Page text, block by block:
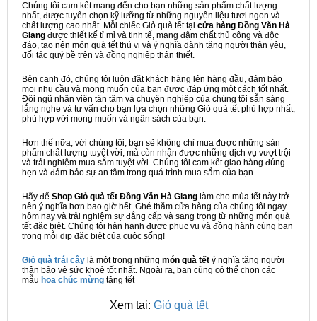
Chúng tôi cam kết mang đến cho bạn những sản phẩm chất lượng
nhất, được tuyển chọn kỹ lưỡng từ những nguyên liệu tươi ngon và
chất lượng cao nhất. Mỗi chiếc Giỏ quà tết tại cửa hàng Đồng Văn Hà
Giang được thiết kế tỉ mỉ và tinh tế, mang đậm chất thủ công và độc
đáo, tạo nên món quà tết thú vị và ý nghĩa dành tặng người thân yêu,
đối tác quý bề trên và đồng nghiệp thân thiết.
Bên cạnh đó, chúng tôi luôn đặt khách hàng lên hàng đầu, đảm bảo
mọi nhu cầu và mong muốn của bạn được đáp ứng một cách tốt nhất.
Đội ngũ nhân viên tận tâm và chuyên nghiệp của chúng tôi sẵn sàng
lắng nghe và tư vấn cho bạn lựa chọn những Giỏ quà tết phù hợp nhất,
phù hợp với mong muốn và ngân sách của bạn.
Hơn thế nữa, với chúng tôi, bạn sẽ không chỉ mua được những sản
phẩm chất lượng tuyệt vời, mà còn nhận được những dịch vụ vượt trội
và trải nghiệm mua sắm tuyệt vời. Chúng tôi cam kết giao hàng đúng
hẹn và đảm bảo sự an tâm trong quá trình mua sắm của bạn.
Hãy để Shop Giỏ quà tết Đồng Văn Hà Giang làm cho mùa tết này trở
nên ý nghĩa hơn bao giờ hết. Ghé thăm cửa hàng của chúng tôi ngay
hôm nay và trải nghiệm sự đẳng cấp và sang trọng từ những món quà
tết đặc biệt. Chúng tôi hân hạnh được phục vụ và đồng hành cùng bạn
trong mỗi dịp đặc biệt của cuộc sống!
Giỏ quà trái cây là một trong những món quà tết ý nghĩa tặng người
thân bảo vệ sức khoẻ tốt nhất. Ngoài ra, bạn cũng có thể chọn các
mẫu hoa chúc mừng tặng tết
Xem tại: Giỏ quà tết